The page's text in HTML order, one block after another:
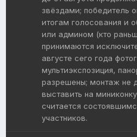
звёздами; победитель
итогам голосования и
или админом (кто
принимаются
августе сего года
мультиэкспозиция,
разрешены; монтаж не
выставить на
считается
участников.